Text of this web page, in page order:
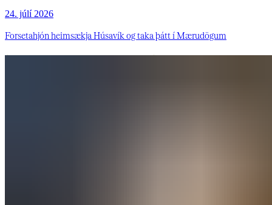
24. júlí 2026
Forsetahjón heimsækja Húsavík og taka þátt í Mærudögum